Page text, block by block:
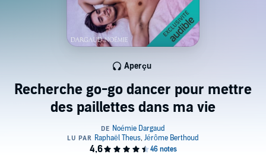
Recherche go-go dancer pour mettre
des paillettes dans ma vie
Aperçu